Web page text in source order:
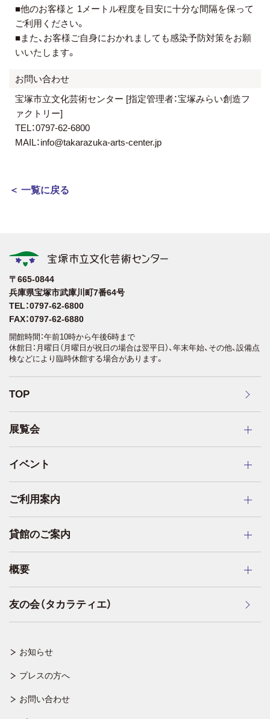
■他のお客様と 1メートル程度を目安に十分な間隔を保って
ご利用ください。
■また、お客様ご自身におかれましても感染予防対策をお願
いいたします。
お問い合わせ
宝塚市立文化芸術センター [指定管理者：宝塚みらい創造フ
ァクトリー]
TEL：0797-62-6800
MAIL：info@takarazuka-arts-center.jp
＜ 一覧に戻る
お知らせ
プレスの方へ
お問い合わせ
TOP
展覧会
イベント
ご利用案内
貸館のご案内
概要
友の会（タカラティエ）
〒665-0844
兵庫県宝塚市武庫川町7番64号
TEL：0797-62-6800
FAX：0797-62-6880
開館時間：午前10時から午後6時まで
休館日：月曜日（月曜日が祝日の場合は翌平日）、年末年始、その他、設備点
検などにより臨時休館する場合があります。